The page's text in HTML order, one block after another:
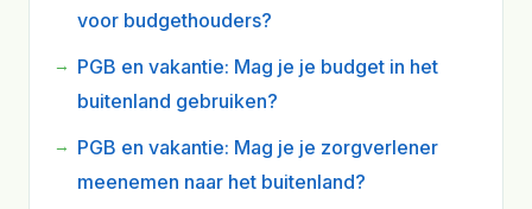
voor budgethouders?
PGB en vakantie: Mag je je budget in het
buitenland gebruiken?
PGB en vakantie: Mag je je zorgverlener
meenemen naar het buitenland?